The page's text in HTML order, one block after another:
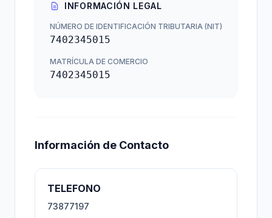
INFORMACIÓN LEGAL
NÚMERO DE IDENTIFICACIÓN TRIBUTARIA (NIT)
7402345015
MATRÍCULA DE COMERCIO
7402345015
Información de Contacto
TELEFONO
73877197